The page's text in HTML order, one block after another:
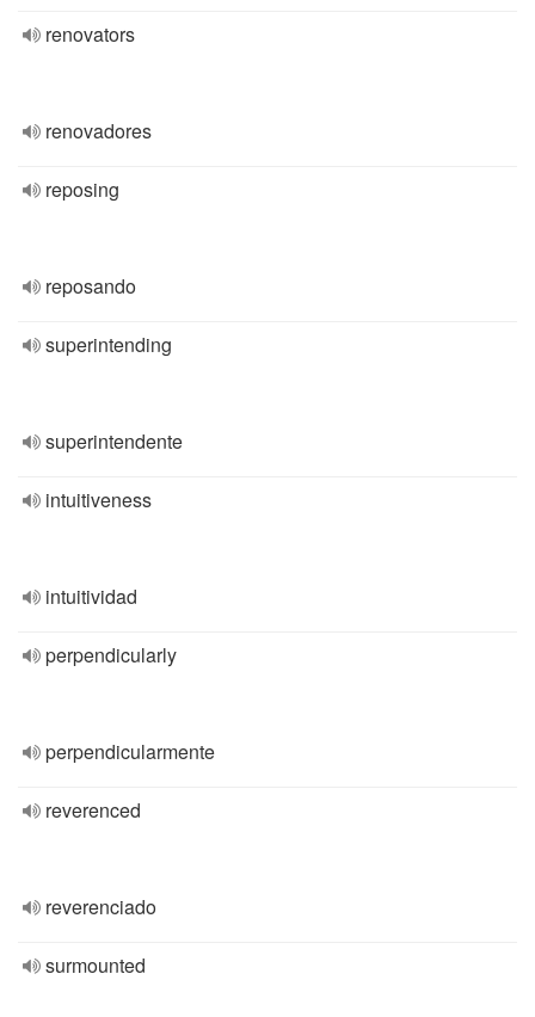
renovators
renovadores
reposing
reposando
superintending
superintendente
intuitiveness
intuitividad
perpendicularly
perpendicularmente
reverenced
reverenciado
surmounted